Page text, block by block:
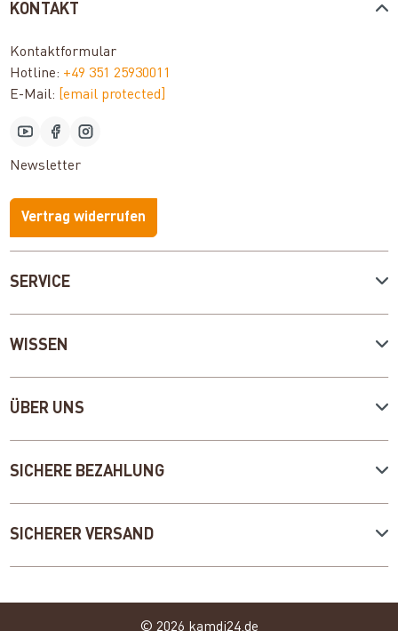
SERVICE
WISSEN
ÜBER UNS
KONTAKT
Kontaktformular
Hotline: +49 351 25930011
E-Mail: [email protected]
Newsletter
Vertrag widerrufen
SICHERE BEZAHLUNG
SICHERER VERSAND
© 2026 kamdi24.de